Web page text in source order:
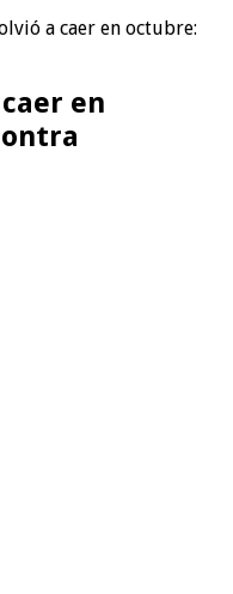
a caer en octubre:
en